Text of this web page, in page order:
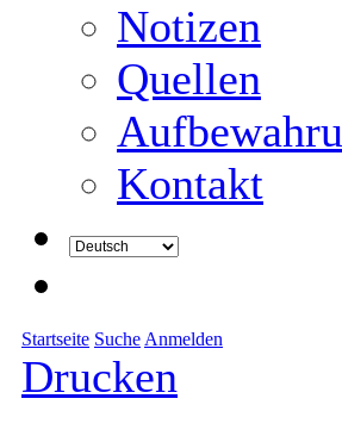
Notizen
Quellen
Kontakt
Startseite Suche Anmelden
Drucken